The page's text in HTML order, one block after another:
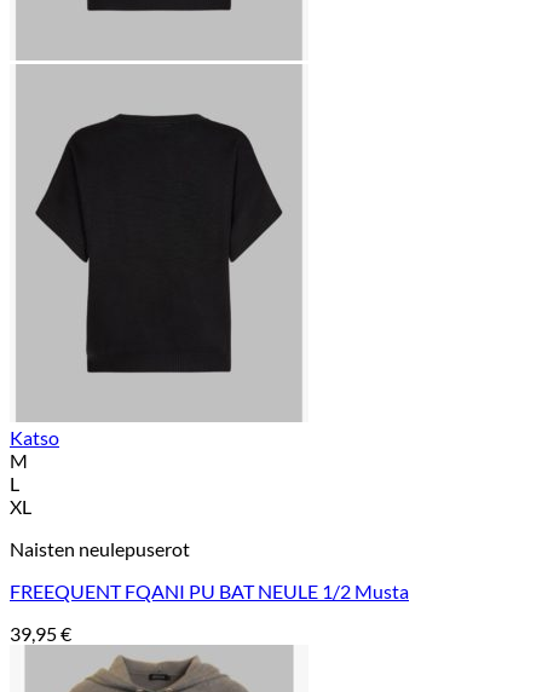
Katso
M
L
XL
Naisten neulepuserot
FREEQUENT FQANI PU BAT NEULE 1/2 Musta
39,95€